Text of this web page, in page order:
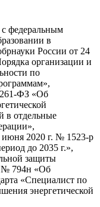
с федеральным
в
России от 24
организации и
по
ФЗ «Об
в отдельные
июня 2020 г. № 1523-р
до 2035 г.»,
защиты
№ 794н «Об
«Специалист по
энергетической